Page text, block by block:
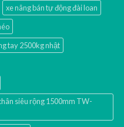
xe nâng bán tự động đài loan
tay 2500kg nhật
siêu rộng 1500mm TW-